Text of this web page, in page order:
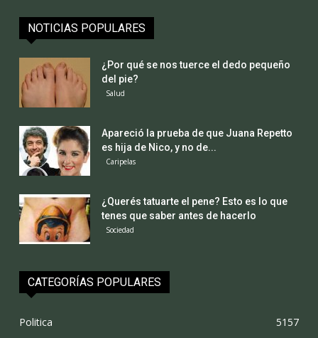
NOTICIAS POPULARES
¿Por qué se nos tuerce el dedo pequeño
del pie?
Salud
Apareció la prueba de que Juana Repetto
es hija de Nico, y no de...
Caripelas
¿Querés tatuarte el pene? Esto es lo que
tenes que saber antes de hacerlo
Sociedad
CATEGORÍAS POPULARES
Politica
5157